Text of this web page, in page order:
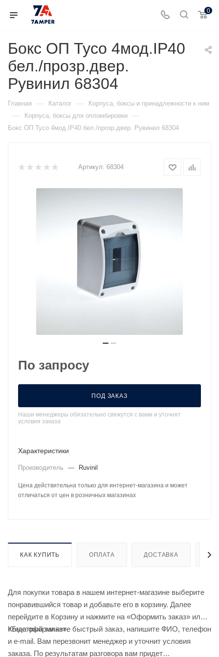
0
Бокс ОП Тусо 4мод.IP40
бел./прозр.двер.
Рувинил 68304
Главная — Каталог — Корпуса, боксы и принадлежности к ним
— Корпуса, боксы для опломбировки —
Бокс ОП Тусо 4мод.IP40 бел./прозр.двер. Рувинил 68304
Артикул: 68304
По запросу
ПОД ЗАКАЗ
Наши менеджеры обязательно свяжутся с вами и уточнят
условия заказа
Характеристики
Производитель — Ruvinil
Цена действительна только для интернет-магазина и может
отличаться от цен в розничных магазинах
КАК КУПИТЬ ОПЛАТА ДОСТАВКА
Для покупки товара в нашем интернет-магазине выберите
понравившийся товар и добавьте его в корзину. Далее
перейдите в Корзину и нажмите на «Оформить заказ» или
«Быстрый заказ».
Когда оформляете быстрый заказ, напишите ФИО, телефон
и e-mail. Вам перезвонит менеджер и уточнит условия
заказа. По результатам разговора вам придет